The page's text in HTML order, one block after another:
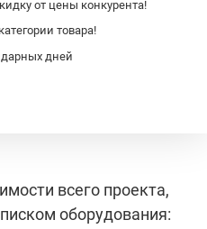
от цены конкурента!
товара!
дней
всего проекта,
оборудования: